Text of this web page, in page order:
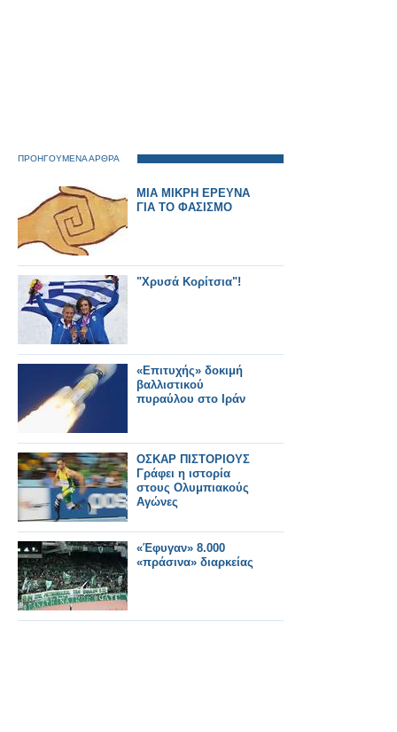
ΠΡΟΗΓΟΥΜΕΝΑ ΑΡΘΡΑ
ΜΙΑ ΜΙΚΡΗ ΕΡΕΥΝΑ
ΓΙΑ ΤΟ ΦΑΣΙΣΜΟ
"Χρυσά Κορίτσια"!
«Επιτυχής» δοκιμή
βαλλιστικού
πυραύλου στο Ιράν
ΟΣΚΑΡ ΠΙΣΤΟΡΙΟΥΣ
Γράφει η ιστορία
στους Ολυμπιακούς
Αγώνες
«Έφυγαν» 8.000
«πράσινα» διαρκείας